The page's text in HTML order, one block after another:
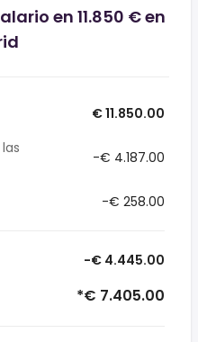
en 11.850 € en
€ 11.850.00
-€ 4.187.00
-€ 258.00
-€ 4.445.00
*€ 7.405.00